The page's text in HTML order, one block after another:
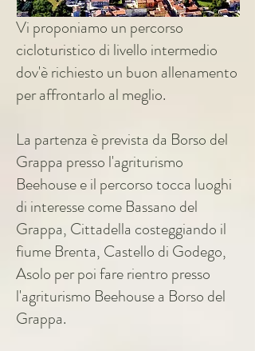
Vi proponiamo un percorso
cicloturistico di livello intermedio
dov'è richiesto un buon allenamento
per affrontarlo al meglio.
La partenza è prevista da Borso del
Grappa presso l'agriturismo
Beehouse e il percorso tocca luoghi
di interesse come Bassano del
Grappa, Cittadella costeggiando il
fiume Brenta, Castello di Godego,
Asolo per poi fare rientro presso
l'agriturismo Beehouse a Borso del
Grappa.